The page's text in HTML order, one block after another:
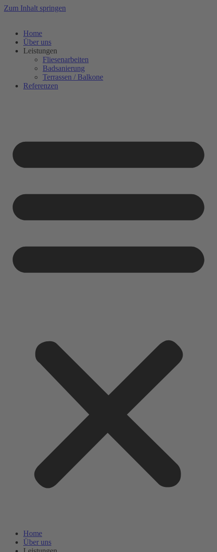
Zum Inhalt springen
Home
Über uns
Leistungen
Fliesenarbeiten
Badsanierung
Terrassen / Balkone
Referenzen
Home
Über uns